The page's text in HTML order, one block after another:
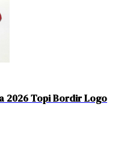
2026 Topi Bordir Logo